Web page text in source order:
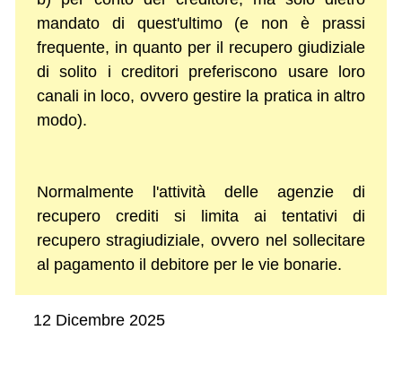
mandato di quest'ultimo (e non è prassi
frequente, in quanto per il recupero giudiziale
di solito i creditori preferiscono usare loro
canali in loco, ovvero gestire la pratica in altro
modo).
Normalmente l'attività delle agenzie di
recupero crediti si limita ai tentativi di
recupero stragiudiziale, ovvero nel sollecitare
al pagamento il debitore per le vie bonarie.
12 Dicembre 2025